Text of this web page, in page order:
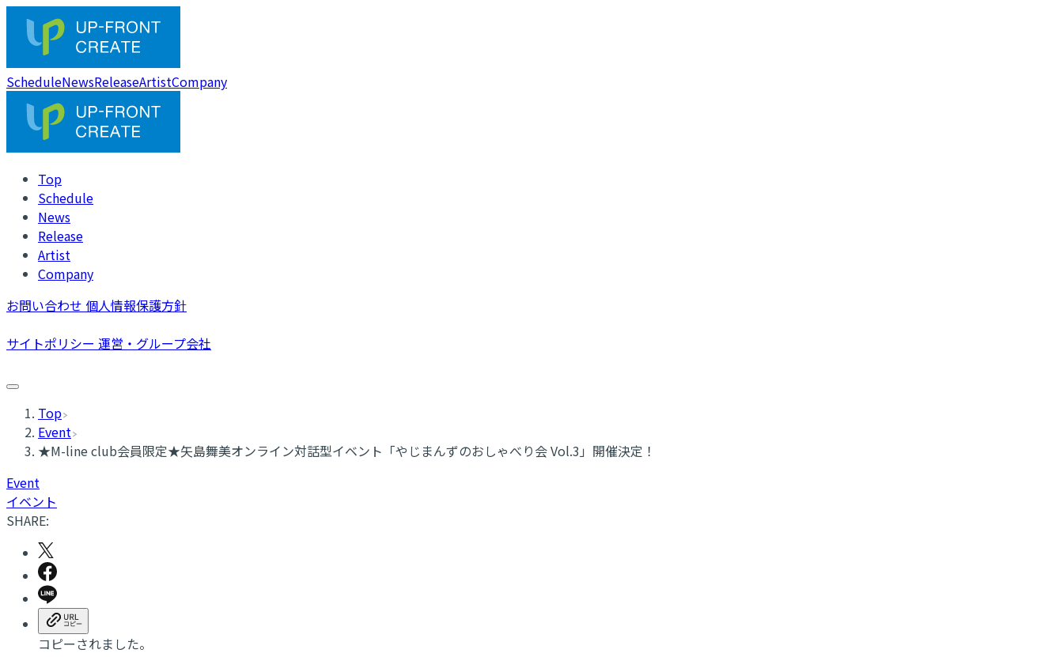
ScheduleNewsReleaseArtistCompany
Top
Schedule
News
Release
Artist
Company
お問い合わせ 個人情報保護方針
サイトポリシー 運営・グループ会社
Top
Event
★M-line club会員限定★矢島舞美オンライン対話型イベント「やじまんずのおしゃべり会 Vol.3」開催決定！
Event
イベント
SHARE:
コピーされました。